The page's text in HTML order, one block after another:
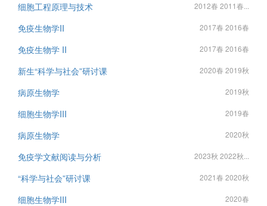
细胞工程原理与技术 2012春 2011春...
免疫生物学II 2017春 2016春
免疫生物学 II 2017春 2016春
新生“科学与社会”研讨课 2020春 2019秋
病原生物学 2019秋
细胞生物学III 2019春
病原生物学 2020秋
免疫学文献阅读与分析 2023秋 2022秋...
“科学与社会”研讨课 2021春 2020秋
细胞生物学III 2020春